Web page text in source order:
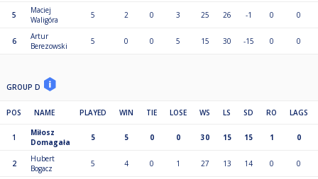
5
Maciej
Waligóra
5 2 0 3 25 26 -1 0 0
6
Artur
Berezowski
5 0 0 5 15 30 -15 0 0
GROUP D
POS NAME PLAYED WIN TIE LOSE WS LS SD RO LAGS
1
Miłosz
Domagała
5 5 0 0 30 15 15 1 0
2
Hubert
Bogacz
5 4 0 1 27 13 14 0 0